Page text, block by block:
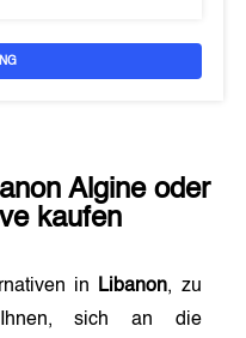
Algineoder
kaufen
in Libanon, zu
sich an die